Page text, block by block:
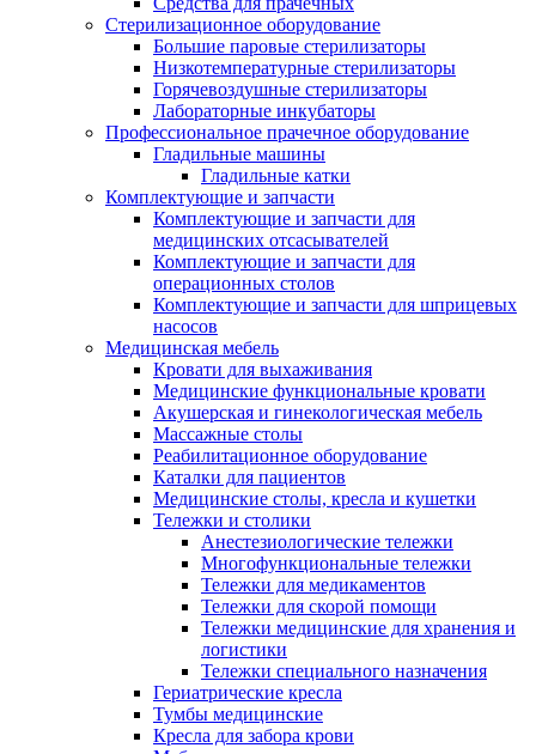
Стерилизационное оборудование
Большие паровые стерилизаторы
Низкотемпературные стерилизаторы
Горячевоздушные стерилизаторы
Лабораторные инкубаторы
Профессиональное прачечное оборудование
Гладильные машины
Гладильные катки
Комплектующие и запчасти
Комплектующие и запчасти для
медицинских отсасывателей
Комплектующие и запчасти для
операционных столов
Комплектующие и запчасти для шприцевых
насосов
Медицинская мебель
Кровати для выхаживания
Медицинские функциональные кровати
Акушерская и гинекологическая мебель
Массажные столы
Реабилитационное оборудование
Каталки для пациентов
Медицинские столы, кресла и кушетки
Тележки и столики
Анестезиологические тележки
Многофункциональные тележки
Тележки для медикаментов
Тележки для скорой помощи
Тележки медицинские для хранения и
логистики
Тележки специального назначения
Гериатрические кресла
Тумбы медицинские
Кресла для забора крови